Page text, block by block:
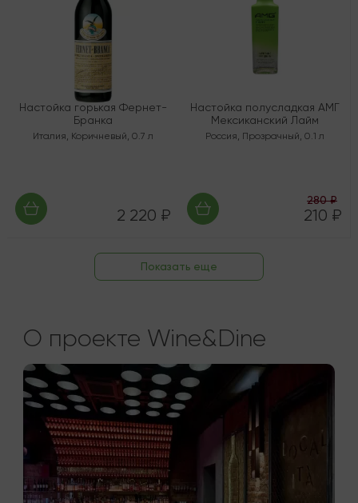
Настойка горькая Фернет-
Бранка
Италия, Коричневый, 0.7 л
2 220 ₽
Настойка полусладкая АМГ
Мексиканский Лайм
Россия, Прозрачный, 0.1 л
280 ₽
210 ₽
Показать еще
О проекте Wine&Dine